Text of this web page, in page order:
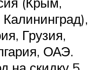
Грузия,
ОАЭ.